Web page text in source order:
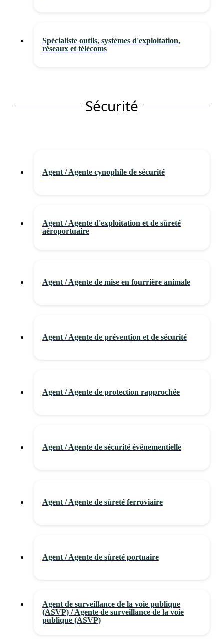
Spécialiste outils, systèmes d'exploitation,
réseaux et télécoms
Sécurité
Agent / Agente cynophile de sécurité
Agent / Agente d'exploitation et de sûreté
aéroportuaire
Agent / Agente de mise en fourrière animale
Agent / Agente de prévention et de sécurité
Agent / Agente de protection rapprochée
Agent / Agente de sécurité événementielle
Agent / Agente de sûreté ferroviaire
Agent / Agente de sûreté portuaire
Agent de surveillance de la voie publique
(ASVP) / Agente de surveillance de la voie
publique (ASVP)